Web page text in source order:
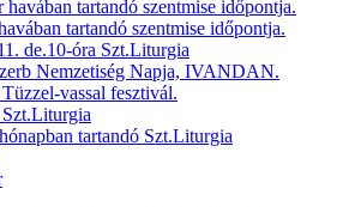
havában tartandó szentmise időpontja.
tartandó szentmise időpontja.
de.10-óra Szt.Liturgia
Nemzetiség Napja, IVANDAN.
vassal fesztivál.
tartandó Szt.Liturgia